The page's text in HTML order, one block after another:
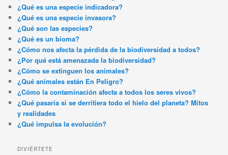
¿Qué es una especie indicadora?
¿Qué es una especie invasora?
¿Qué son las especies?
¿Qué es un bioma?
¿Cómo nos afecta la pérdida de la biodiversidad a todos?
¿Por qué está amenazada la biodiversidad?
¿Cómo se extinguen los animales?
¿Qué animales están En Peligro?
¿Cómo la contaminación afecta a todos los seres vivos?
¿Qué pasaría si se derritiera todo el hielo del planeta? Mitos
y realidades
¿Qué impulsa la evolución?
DIVIÉRTETE